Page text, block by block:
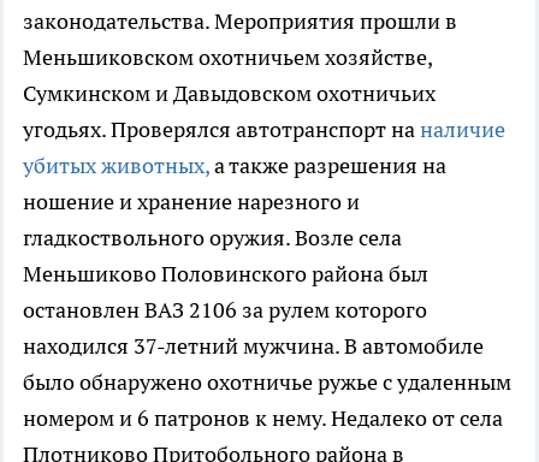
законодательства.Мероприятия прошли в
Меньшиковском охотничьем хозяйстве,
Сумкинском и Давыдовском охотничьих
угодьях. Проверялся автотранспорт наналичие
убитых животных,а также разрешения на
ношение и хранение нарезного и
гладкоствольного оружия. Возле села
Меньшиково Половинского района был
остановлен ВАЗ 2106 за рулем которого
находился 37-летний мужчина. В автомобиле
было обнаружено охотничье ружье с удаленным
номером и 6 патронов к нему. Недалеко от села
Плотниково Притобольного района в